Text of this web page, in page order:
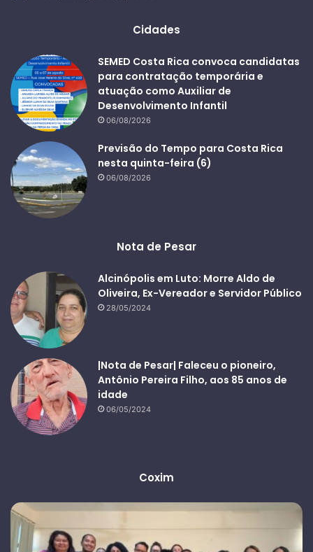
Cidades
SEMED Costa Rica convoca candidatas
para contratação temporária e
atuação como Auxiliar de
Desenvolvimento Infantil
06/08/2026
Previsão do Tempo para Costa Rica
nesta quinta-feira (6)
06/08/2026
Nota de Pesar
Alcinópolis em Luto: Morre Aldo de
Oliveira, Ex-Vereador e Servidor Público
28/05/2024
|Nota de Pesar| Faleceu o pioneiro,
Antônio Pereira Filho, aos 85 anos de
idade
06/05/2024
Coxim